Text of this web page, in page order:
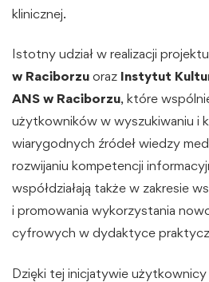
klinicznej.
Istotny udział w realizacji projektu
w Raciborzu oraz Instytut
ANS w Raciborzu, które
użytkowników w wyszukiwaniu i
wiarygodnych źródeł wiedzy
rozwijaniu kompetencji
współdziałają także w zakresie
i promowania wykorzystania
cyfrowych w dydaktyce
Dzięki tej inicjatywie użytkownicy